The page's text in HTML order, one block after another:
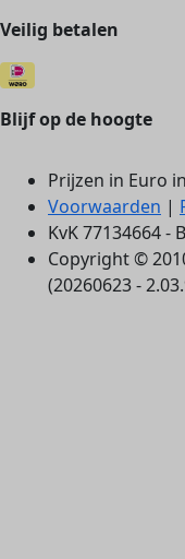
Veilig betalen
Blijf op de hoogte
Prijzen in Euro
Voorwaarden |
KvK 77134664 -
Copyright ©
(20260623 -